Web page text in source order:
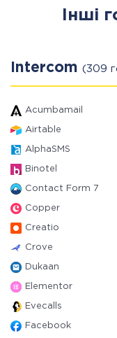
Інші
Intercom (309
Acumbamail
Airtable
AlphaSMS
Binotel
Contact Form 7
Copper
Creatio
Crove
Dukaan
Elementor
Evecalls
Facebook